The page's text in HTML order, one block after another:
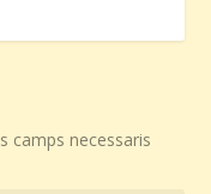
camps necessaris